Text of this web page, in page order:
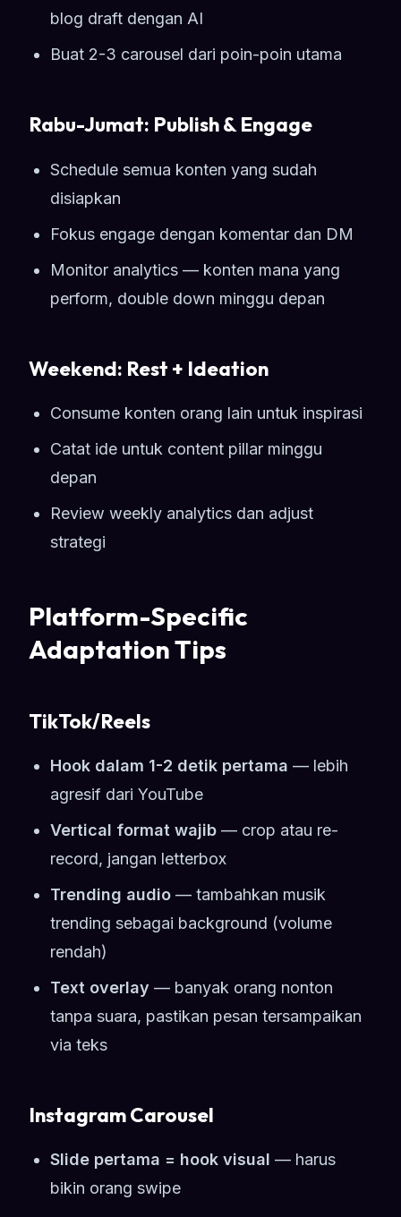
blog draft dengan AI
Buat 2-3 carousel dari poin-poin utama
Rabu-Jumat: Publish & Engage
Schedule semua konten yang sudah
disiapkan
Fokus engage dengan komentar dan DM
Monitor analytics — konten mana yang
perform, double down minggu depan
Weekend: Rest + Ideation
Consume konten orang lain untuk inspirasi
Catat ide untuk content pillar minggu
depan
Review weekly analytics dan adjust
strategi
Platform-Specific
Adaptation Tips
TikTok/Reels
Hook dalam 1-2 detik pertama — lebih
agresif dari YouTube
Vertical format wajib — crop atau re-
record, jangan letterbox
Trending audio — tambahkan musik
trending sebagai background (volume
rendah)
Text overlay — banyak orang nonton
tanpa suara, pastikan pesan tersampaikan
via teks
Instagram Carousel
Slide pertama = hook visual — harus
bikin orang swipe